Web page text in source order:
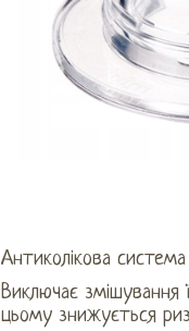
Антиколікова
Виключає змішування
цьому знижується